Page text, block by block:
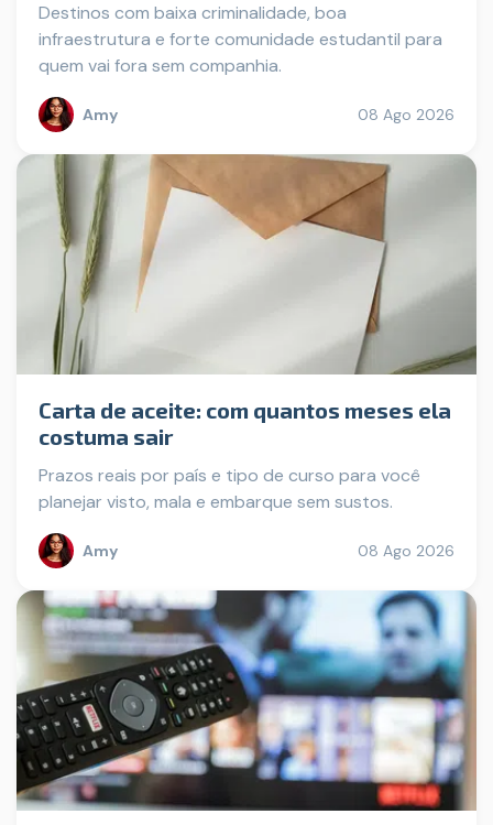
Destinos com baixa criminalidade, boa
infraestrutura e forte comunidade estudantil para
quem vai fora sem companhia.
Amy 08 Ago 2026
Carta de aceite: com quantos meses ela
costuma sair
Prazos reais por país e tipo de curso para você
planejar visto, mala e embarque sem sustos.
Amy 08 Ago 2026